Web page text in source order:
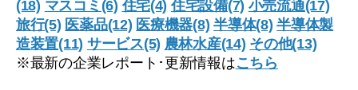
(18) マスコミ(6) 住宅(4) 住宅設備(7) 小売流通(17)
旅行(5) 医薬品(12) 医療機器(8) 半導体(8) 半導体製
造装置(11) サービス(5) 農林水産(14) その他(13)
※最新の企業レポート･更新情報はこちら